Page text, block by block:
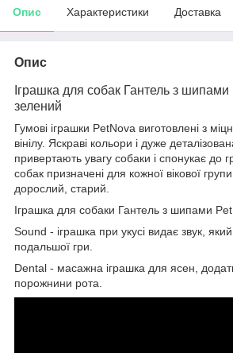
Опис Характеристики Доставка
Опис
Іграшка для собак Гантель з
зелений
Гумові іграшки PetNova виготовлені з
вінілу. Яскраві кольори і дуже
привертають увагу собаки і спонукає до
собак призначені для кожної вікової
дорослий, старий.
Іграшка для собаки Гантель з шипами
Sound - іграшка при укусі видає звук,
подальшої гри.
Dental - масажна іграшка для ясен,
порожнини рота.